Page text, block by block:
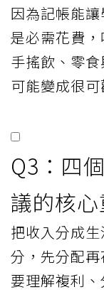
因為記帳能
是必需花費
手搖飲、零
可能變成很可
Q3：四
議的核
把收入分成
分，先分配
要理解複利